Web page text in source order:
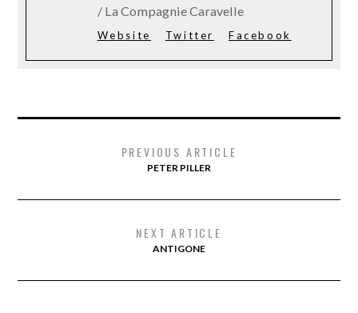
/ La Compagnie Caravelle
Website Twitter Facebook
PREVIOUS ARTICLE
PETER PILLER
NEXT ARTICLE
ANTIGONE